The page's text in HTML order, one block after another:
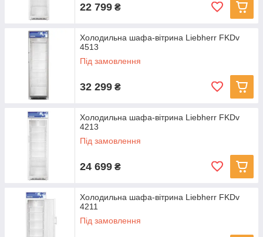
22 799 ₴
Холодильна шафа-вітрина Liebherr FKDv
4513
Під замовлення
32 299 ₴
Холодильна шафа-вітрина Liebherr FKDv
4213
Під замовлення
24 699 ₴
Холодильна шафа-вітрина Liebherr FKDv
4211
Під замовлення